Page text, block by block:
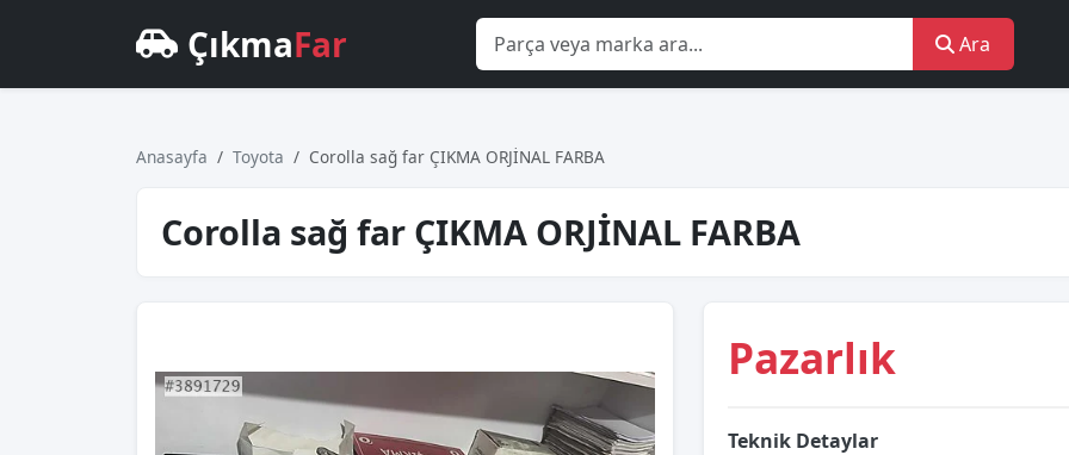
ÇıkmaFar Ara
Anasayfa Toyota Corolla sağ far ÇIKMA ORJİNAL FARBA
Corolla sağ far ÇIKMA ORJİNAL FARBA
Pazarlık
Teknik Detaylar